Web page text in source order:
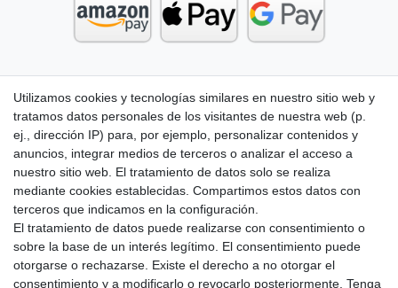
Utilizamos cookies y tecnologías similares en nuestro sitio web y
tratamos datos personales de los visitantes de nuestra web (p.
ej., dirección IP) para, por ejemplo, personalizar contenidos y
anuncios, integrar medios de terceros o analizar el acceso a
nuestro sitio web. El tratamiento de datos solo se realiza
mediante cookies establecidas. Compartimos estos datos con
terceros que indicamos en la configuración.
El tratamiento de datos puede realizarse con consentimiento o
sobre la base de un interés legítimo. El consentimiento puede
otorgarse o rechazarse. Existe el derecho a no otorgar el
consentimiento y a modificarlo o revocarlo posteriormente. Tenga